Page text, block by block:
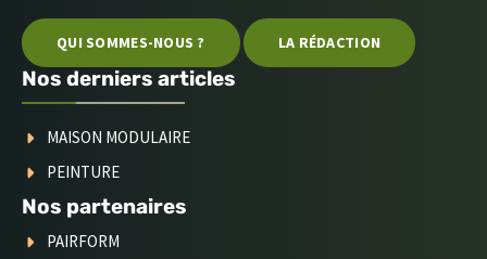
QUI SOMMES-NOUS ? LA RÉDACTION
Nos derniers articles
MAISON MODULAIRE
PEINTURE
Nos partenaires
PAIRFORM